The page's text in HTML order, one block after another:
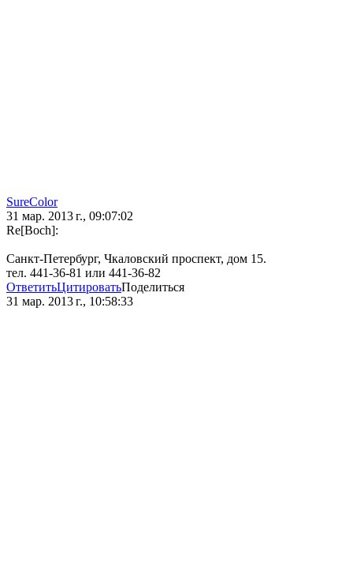
SureColor
31 мар. 2013 г., 09:07:02
Re[Boch]:
Санкт-Петербург, Чкаловский проспект, дом 15.
тел. 441-36-81 или 441-36-82
ОтветитьЦитироватьПоделиться
31 мар. 2013 г., 10:58:33